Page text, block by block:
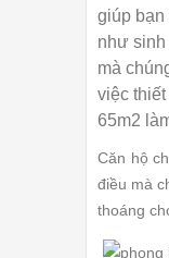
giúp bạn
như sinh
mà
việc
65m2
Căn hộ
điều mà
thoáng